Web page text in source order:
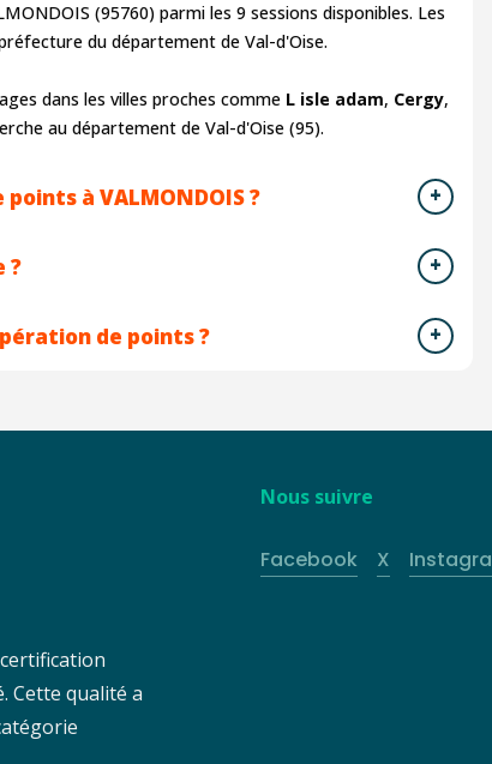
(95760) parmi les 9sessions disponibles. Les
du département de Val-d'Oise.
dans les villes proches comme L isle adam, Cergy,
au département de Val-d'Oise (95).
à VALMONDOIS ?
?
de points ?
Cette qualité a
Nous suivre
Facebook X